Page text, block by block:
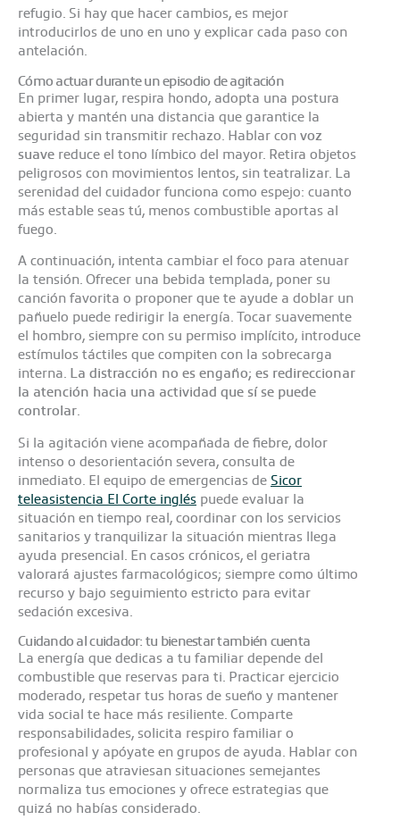
refugio. Si hay que hacer cambios, es mejor
introducirlos de uno en uno y explicar cada paso con
antelación.
Cómo actuar durante un episodio de agitación
En primer lugar, respira hondo, adopta una postura
abierta y mantén una distancia que garantice la
seguridad sin transmitir rechazo. Hablar con voz
suave reduce el tono límbico del mayor. Retira objetos
peligrosos con movimientos lentos, sin teatralizar. La
serenidad del cuidador funciona como espejo: cuanto
más estable seas tú, menos combustible aportas al
fuego.
A continuación, intenta cambiar el foco para atenuar
la tensión. Ofrecer una bebida templada, poner su
canción favorita o proponer que te ayude a doblar un
pañuelo puede redirigir la energía. Tocar suavemente
el hombro, siempre con su permiso implícito, introduce
estímulos táctiles que compiten con la sobrecarga
interna. La distracción no es engaño; es redireccionar
la atención hacia una actividad que sí se puede
controlar.
Si la agitación viene acompañada de fiebre, dolor
intenso o desorientación severa, consulta de
inmediato. El equipo de emergencias de Sicor
teleasistencia El Corte inglés puede evaluar la
situación en tiempo real, coordinar con los servicios
sanitarios y tranquilizar la situación mientras llega
ayuda presencial. En casos crónicos, el geriatra
valorará ajustes farmacológicos; siempre como último
recurso y bajo seguimiento estricto para evitar
sedación excesiva.
Cuidando al cuidador: tu bienestar también cuenta
La energía que dedicas a tu familiar depende del
combustible que reservas para ti. Practicar ejercicio
moderado, respetar tus horas de sueño y mantener
vida social te hace más resiliente. Comparte
responsabilidades, solicita respiro familiar o
profesional y apóyate en grupos de ayuda. Hablar con
personas que atraviesan situaciones semejantes
normaliza tus emociones y ofrece estrategias que
quizá no habías considerado.